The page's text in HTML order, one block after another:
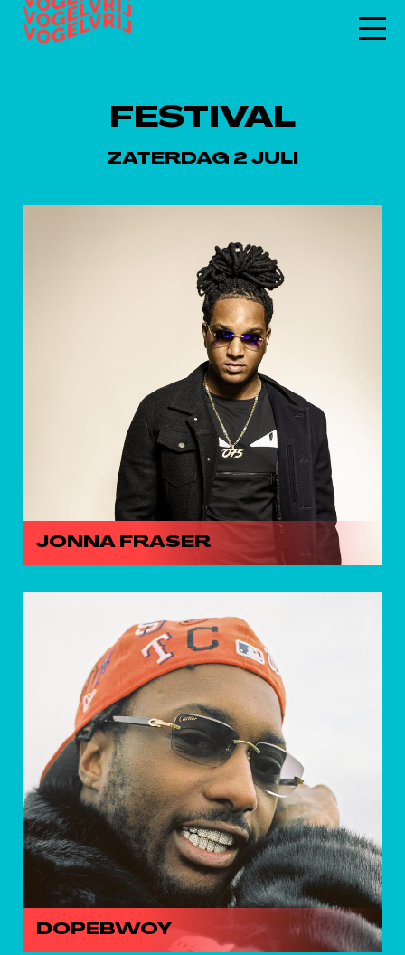
FESTIVAL
ZATERDAG 2 JULI
JONNA FRASER
DOPEBWOY